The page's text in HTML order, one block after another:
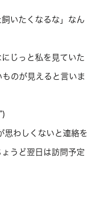
いたくなるな」なん
じっと私を見ていた
のが見えると言いま
思わしくないと連絡を
うど翌日は訪問予定